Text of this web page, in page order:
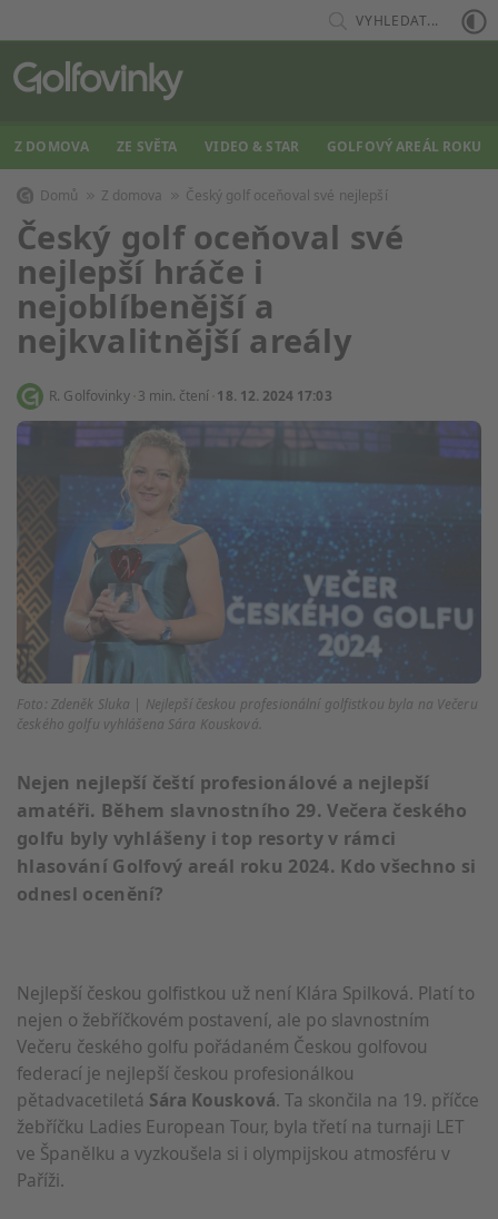
VYHLEDAT...
Z DOMOVA ZE SVĚTA VIDEO & STAR GOLFOVÝ AREÁL ROKU
Domů Z domova Český golf oceňoval své nejlepší
Český golf oceňoval své
nejlepší hráče i
nejoblíbenější a
nejkvalitnější areály
R. Golfovinky 3 min. čtení 18. 12. 2024 17:03
Foto: Zdeněk Sluka | Nejlepší českou profesionální golfistkou byla na Večeru
českého golfu vyhlášena Sára Kousková.
Nejen nejlepší čeští profesionálové a nejlepší
amatéři. Během slavnostního 29. Večera českého
golfu byly vyhlášeny i top resorty v rámci
hlasování Golfový areál roku 2024. Kdo všechno si
odnesl ocenění?
Nejlepší českou golfistkou už není Klára Spilková. Platí to
nejen o žebříčkovém postavení, ale po slavnostním
Večeru českého golfu pořádaném Českou golfovou
federací je nejlepší českou profesionálkou
pětadvacetiletá Sára Kousková. Ta skončila na 19. příčce
žebříčku Ladies European Tour, byla třetí na turnaji LET
ve Španělku a vyzkoušela si i olympijskou atmosféru v
Paříži.